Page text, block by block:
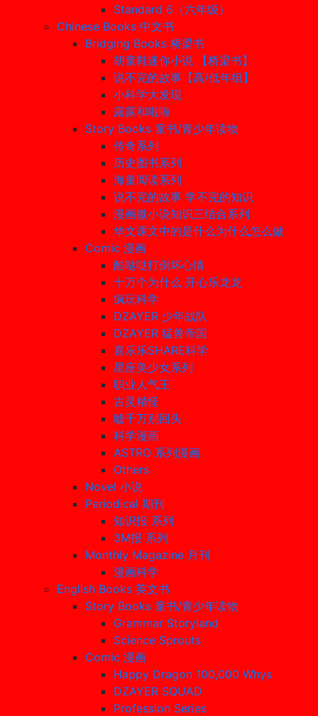
Standard 6（六年级）
Chinese Books 中文书
Bridging Books 桥梁书
胡童鞋迷你小说 【桥梁书】
说不完的故事【高/低年组】
小科学大发现
露露和啦啦
Story Books 童书/青少年读物
传奇系列
历史图书系列
海量阅读系列
说不完的故事 学不完的知识
漫画微小说知识三结合系列
华文课文中的是什么为什么怎么做
Comic 漫画
酷哒哒打倒坏心情
十万个为什么 开心乐龙龙
疯玩科学
DZAYER 少年战队
DZAYER 猛兽帝国
喜乐乐SHARE科学
星座美少女系列
职业人气王
古灵精怪
嘘千万别回头
科学漫画
ASTRO 系列漫画
Others
Novel 小说
Periodical 期刊
知识报 系列
3M报 系列
Monthly Magazine 月刊
漫画科学
English Books 英文书
Story Books 童书/青少年读物
Grammar Storyland
Science Sprouts
Comic 漫画
Happy Dragon 100,000 Whys
DZAYER SQUAD
Profession Series